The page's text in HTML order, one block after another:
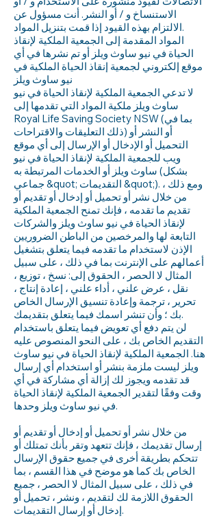
الاستنساخ و / أو النشر. أنت مسؤول عن
الالتزام بهذه القيود إذا قمت بتنزيل المواد.
المواد المقدمة إلى الجمعية الملكية لإنقاذ
الحياة في نيو ساوث ويلز أو تم نشرها في أي
موقع إلكتروني لجمعية إنقاذ الحياة الملكية في
نيو ساوث ويلز
لا تدعي الجمعية الملكية لإنقاذ الحياة في نيو
ساوث ويلز ملكية المواد التي تقدمها إلى
Royal Life Saving Society NSW (بما في
ذلك التعليقات والاقتراحات) أو النشر أو
التحميل أو الإدخال أو الإرسال إلى أي موقع
ويب للجمعية الملكية لإنقاذ الحياة في نيو
ساوث ويلز أو الخدمات المرتبطة به (بشكل
جماعي &quot; التقديمات &quot;). ومع ذلك ،
من خلال نشر أو تحميل أو إدخال أو تقديم أو
تقديم ما تقدمه ، فإنك تمنح الجمعية الملكية
لإنقاذ الحياة في نيو ساوث ويلز والشركات
التابعة لها والمرخصين من الباطن الضروريين
الإذن لاستخدام ما تقدمه فيما يتعلق بتشغيل
أعمالهم على الإنترنت بما في ذلك ، على سبيل
المثال لا الحصر ، الحقوق إلى: نسخ ، توزيع ،
نقل ، عرض علني ، أداء علني ، إعادة إنتاج ،
تحرير ، ترجمة وإعادة تنسيق الإرسال الخاص
بك ؛ وأن تنشر اسمك فيما يتعلق بتقديمك.
لن يتم دفع أي تعويض فيما يتعلق باستخدام
التقديم الخاص بك ، على النحو المنصوص عليه
هنا. الجمعية الملكية لإنقاذ الحياة في نيو ساوث
ويلز ليست ملزمة بنشر أو استخدام أي إرسال
قد تقدمه ويجوز لك إزالة أي مشاركة في أي
وقت وفقًا لتقدير الجمعية الملكية لإنقاذ الحياة
في نيو ساوث ويلز وحدها.
من خلال نشر أو تحميل أو إدخال أو تقديم أو
إرسال تقديمك ، فإنك تتعهد وتقر بأنك تمتلك أو
تتحكم بطريقة أخرى في جميع حقوق الإرسال
الخاص بك كما هو موضح في هذا القسم ، بما
في ذلك ، على سبيل المثال لا الحصر ، جميع
الحقوق اللازمة لك لتقديم ، ونشر ، تحميل أو
إدخال أو إرسال التقديمات.